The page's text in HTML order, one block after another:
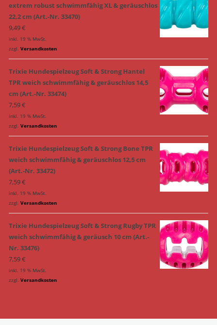
extrem robust schwimmfähig XL & geräuschlos
22,2 cm (Art.-Nr. 33470)
9,49€
inkl. 19 % MwSt.
zzgl. Versandkosten
Trixie Hundespielzeug Soft & Strong Hantel
TPR weich schwimmfähig & geräuschlos 14,5
cm (Art.-Nr. 33474)
7,59€
inkl. 19 % MwSt.
zzgl. Versandkosten
Trixie Hundespielzeug Soft & Strong Bone TPR
weich schwimmfähig & geräuschlos 12,5 cm
(Art.-Nr. 33472)
7,59€
inkl. 19 % MwSt.
zzgl. Versandkosten
Trixie Hundespielzeug Soft & Strong Rugby TPR
weich schwimmfähig & geräusch 10 cm (Art.-
Nr. 33476)
7,59€
inkl. 19 % MwSt.
zzgl. Versandkosten